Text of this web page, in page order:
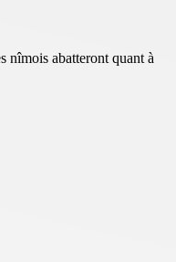
nîmois abatteront quant à